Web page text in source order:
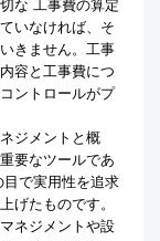
な 工事費の算定
いなければ、そ
きません。工事
容と工事費につ
ントロールがプ
ジメントと概
要なツールであ
で実用性を追求
げたものです。
ネジメントや設